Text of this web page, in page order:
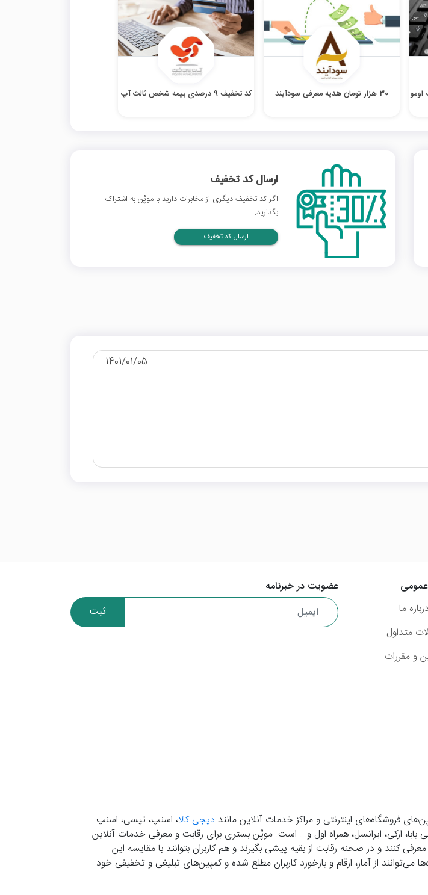
30 هزار تومان هدیه معرفی سودآیند کد تخفیف 9 درصدی بیمه شخص ثالث آپ
ارسال کد تخفیف
اگر کد تخفیف دیگری از مخابرات دارید با موپُن به اشتراک
بگذارید.
ارسال کد تخفیف
1401/01/05
عضویت در خبرنامه
ثبت
عمومی
درباره ما
متداول
و مقررات
فروشگاه‌های اینترنتی و مراکز خدمات آنلاین مانند دیجی کالا، اسنپ، تپسی، اسنپ
بابا، ازکی، ایرانسل، همراه اول و... است. موپُن بستری برای رقابت و معرفی خدمات آنلاین
کنند و در صحنه رقابت از بقیه پیشی بگیرند و هم کاربران بتوانند با مقایسه این
از آمار، ارقام و بازخورد کاربران مطلع شده و کمپین‌های تبلیغی و تخفیفی خود